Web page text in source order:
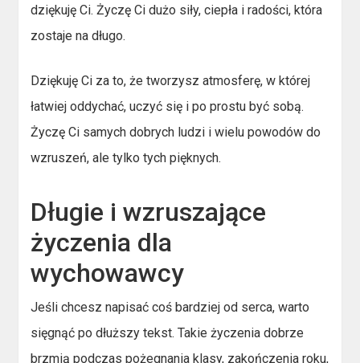
dziękuję Ci. Życzę Ci dużo siły, ciepła i radości, która
zostaje na długo.
Dziękuję Ci za to, że tworzysz atmosferę, w której
łatwiej oddychać, uczyć się i po prostu być sobą.
Życzę Ci samych dobrych ludzi i wielu powodów do
wzruszeń, ale tylko tych pięknych.
Długie i wzruszające
życzenia dla
wychowawcy
Jeśli chcesz napisać coś bardziej od serca, warto
sięgnąć po dłuższy tekst. Takie życzenia dobrze
brzmią podczas pożegnania klasy, zakończenia roku,